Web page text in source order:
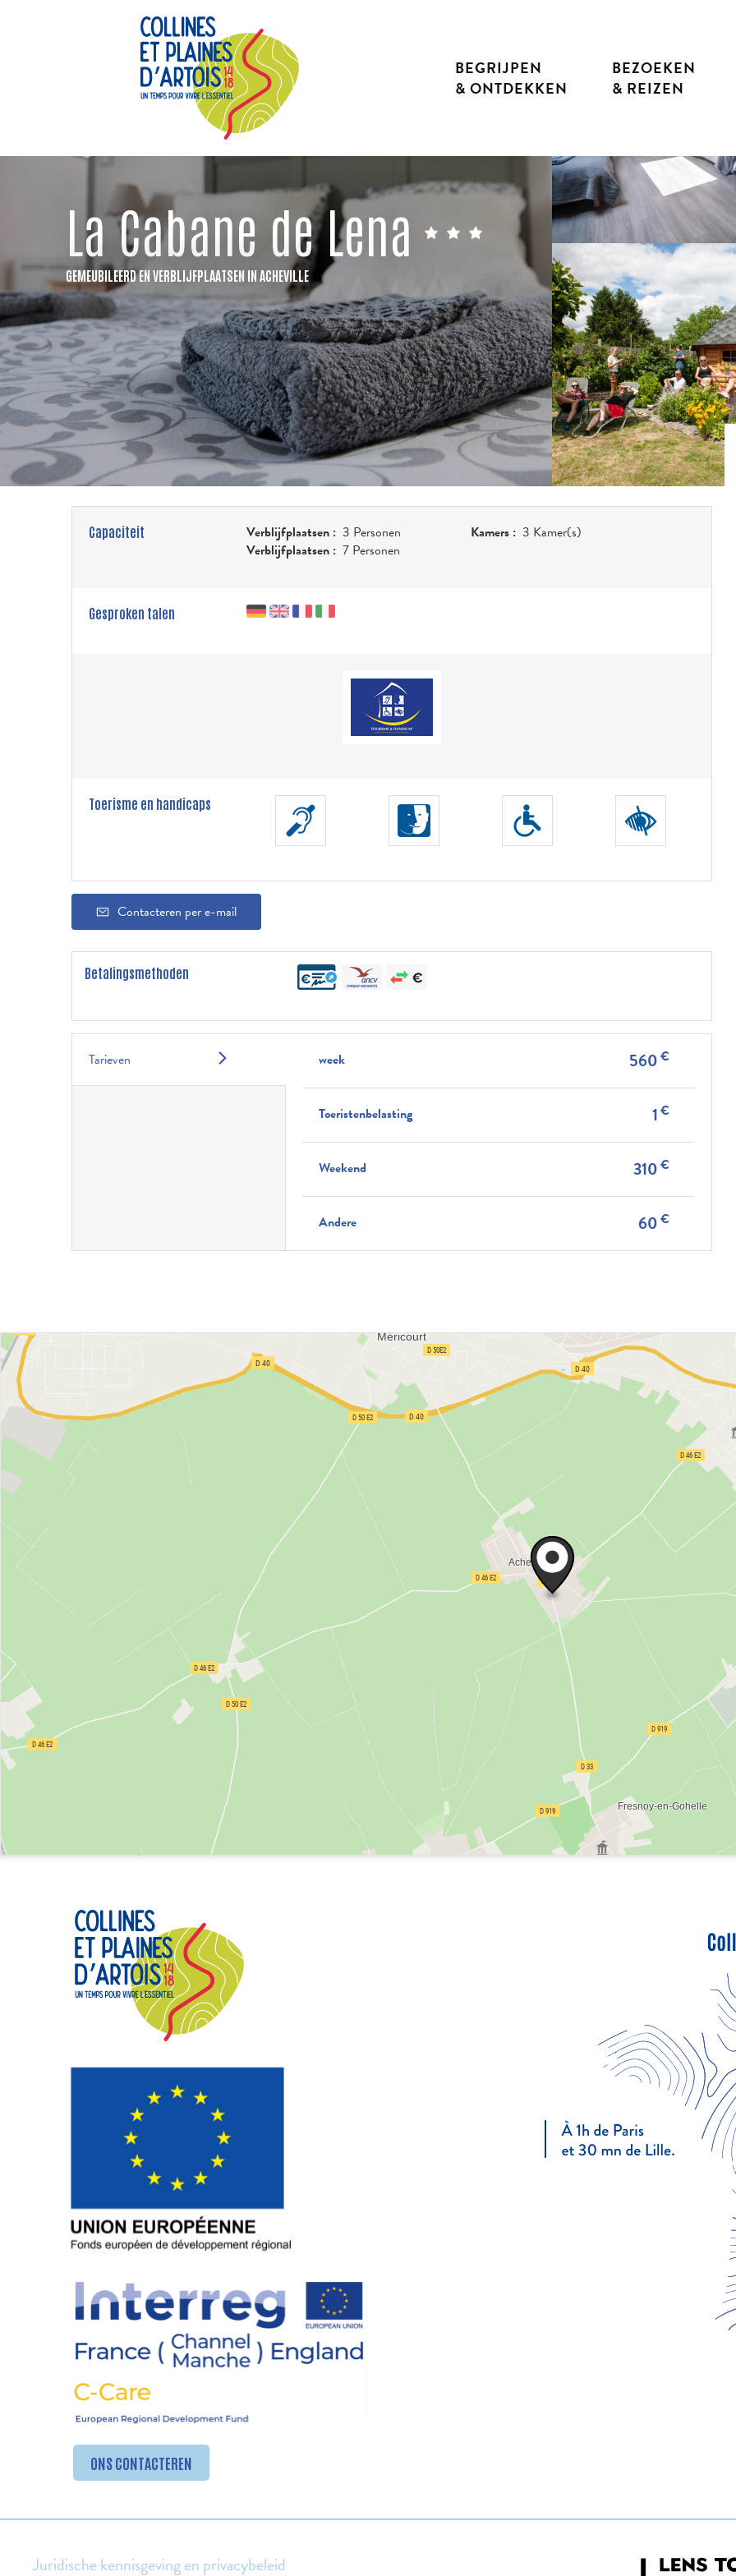
BEGRIJPEN
& ONTDEKKEN
BEZOEKEN
& REIZEN
La Cabane de Lena
GEMEUBILEERD EN VERBLIJFPLAATSEN IN ACHEVILLE
Capaciteit Verblijfplaatsen : 3 Personen Kamers : 3 Kamer(s)
Verblijfplaatsen : 7 Personen
Gesproken talen
Toerisme en handicaps
Contacteren per e-mail
Betalingsmethoden
Tarieven week 560€
Toeristenbelasting 1€
Weekend 310€
Andere 60€
ONS CONTACTEREN
Juridische kennisgeving en privacybeleid